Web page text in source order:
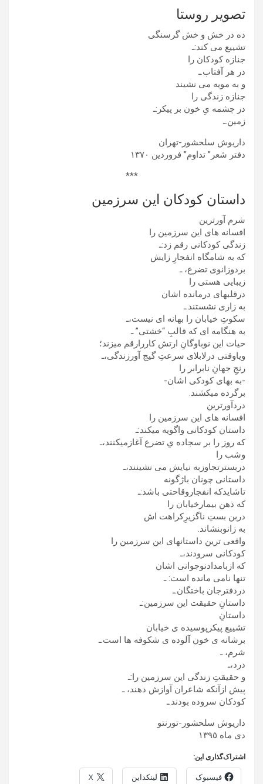
تصویر روستا
ده در خش و خش گرسنگی
تشییع می کند:ـ
جنازه کودکان را
در هر آفتاب.ـ
و به مویه می نشیند
جنازه زندگی را
در چشمه یِ خون بر پیکر:ـ
زمین.ـ
داریوش سلحشور-تهران
دفتر شعر” تداوم” فروردین ١٣٧۰
***
داستان کودکان این سرزمین
شرم آورترین
افسانه های این سرزمین را
زندگی کودکانی رقم زد:ـ
که به شامگاه انفجارِ زایش
بردوزانوی تضرع، ـ
زیبایی هستی را
درقلبهای درمانده اشان
به زاری نشستند.ـ
سکوتِ خیابان را بهانه ای نیست،ـ
به هنگامه ای که قالبِ “خشتی” ـ
حیات این نوباوگانِ ارتش کاررارقم میزند؛
ویاوقتی درلابلای سرعتِ گیج آورزندگی،ـ
رنجِ جهانِ نابرابر را
-به بهای کودکی اشان-
برگرده میکشند.
دردآورترین
افسانه های این سرزمین را
داستان کودکانی واگویه میکند:ـ
که روز را بر سجاده یِ تضرع آغازمیکنند،ـ
وشب را
دربسترتجاوزبه نیایش می نشینند،ـ
داستانی چونان باژگونه
تاشایدکه انفجاروقاحتی باشد:ـ
که ذهن بیمارخیابان را
دربن بستِ ناگزیرِکراهت اش
به زانوبنشاند.
واقعی ترین داستانهای این سرزمین را
کودکانی سرودند،ـ
که ازبامدادنوجوانی اشان
تنها نامی مانده است: ـ
دردفترجان باختگان.ـ
داستانِ حقیقت این سرزمین:ـ
داستانِ
تشییع پیکرپوسیده ی خیابان
برشانه ی خون آلوده ی شکوفه ها است.ـ
شرم، ـ
درد،ـ
و حقیقتِ زندگی این سرزمین را:ـ
پیش ازآنکه شاعران آوازش دهند، ـ
کودکان سروده بودند.ـ
داریوش سلحشور-تورنتو
دی ماه ١٣٩٥
اشتراک‌گذاری این:
فیسبوک لینکداین X